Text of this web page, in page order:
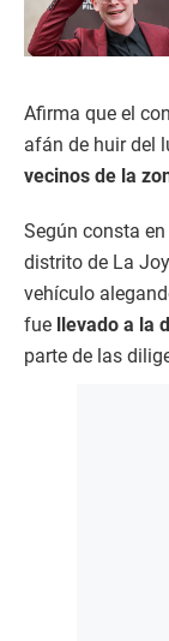
Afirma que el
afán de huir del
vecinos de la
Según consta
distrito de La
vehículo
fue llevado a la
parte de las